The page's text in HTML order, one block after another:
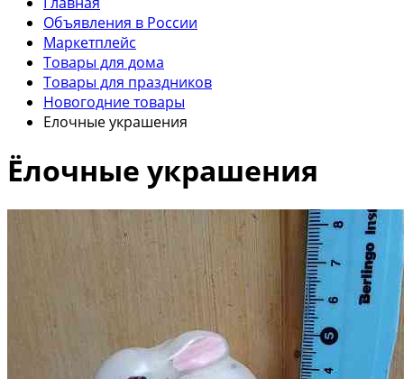
Объявления в России
Маркетплейс
Товары для дома
Товары для праздников
Новогодние товары
Елочные украшения
Ёлочные украшения